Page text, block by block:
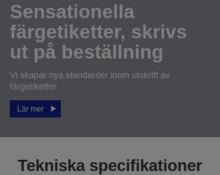
Sensationella
färgetiketter, skrivs
ut på beställning
Vi skapar nya standarder inom utskrift av
färgetiketter
Lär mer
Tekniska specifikationer